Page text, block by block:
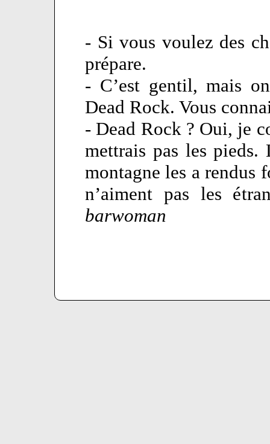
- Si vous voulez des
prépare.
- C’est gentil, mais
Dead Rock. Vous
- Dead Rock ? Oui, je
mettrais pas les
montagne les a rendus
n’aiment pas les
barwoman